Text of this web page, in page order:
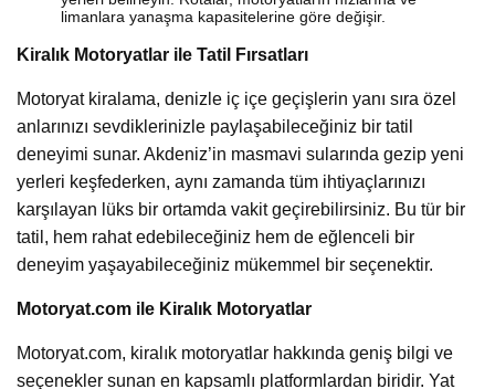
limanlara yanaşma kapasitelerine göre değişir.
Kiralık Motoryatlar ile Tatil Fırsatları
Motoryat kiralama, denizle iç içe geçişlerin yanı sıra özel
anlarınızı sevdiklerinizle paylaşabileceğiniz bir tatil
deneyimi sunar. Akdeniz’in masmavi sularında gezip yeni
yerleri keşfederken, aynı zamanda tüm ihtiyaçlarınızı
karşılayan lüks bir ortamda vakit geçirebilirsiniz. Bu tür bir
tatil, hem rahat edebileceğiniz hem de eğlenceli bir
deneyim yaşayabileceğiniz mükemmel bir seçenektir.
Motoryat.com ile Kiralık Motoryatlar
Motoryat.com, kiralık motoryatlar hakkında geniş bilgi ve
seçenekler sunan en kapsamlı platformlardan biridir. Yat